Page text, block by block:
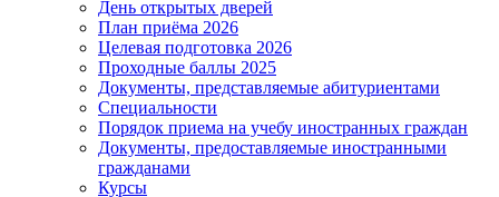
День открытых дверей
План приёма 2026
Целевая подготовка 2026
Проходные баллы 2025
Документы, представляемые абитуриентами
Специальности
Порядок приема на учебу иностранных граждан
Документы, предоставляемые иностранными
гражданами
Курсы